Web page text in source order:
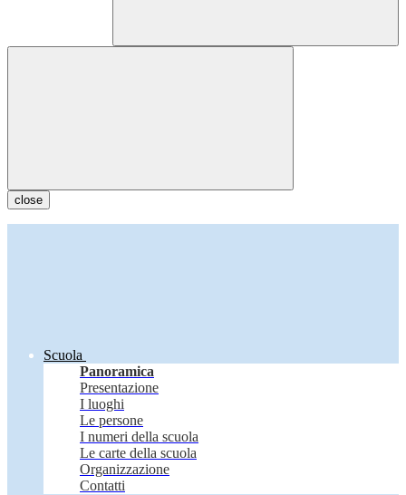
close
Scuola
Panoramica
Presentazione
I luoghi
Le persone
I numeri della scuola
Le carte della scuola
Organizzazione
Contatti